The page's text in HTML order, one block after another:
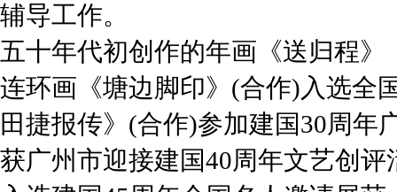
辅导工作。
五十年代初创作的年画《送归程
连环画《塘边脚印》(合作)入选全
田捷报传》(合作)参加建国30周年
获广州市迎接建国40周年文艺创